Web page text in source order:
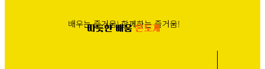
배우는 즐거움! 함께하는 즐거움!
따듯한 배움온도계